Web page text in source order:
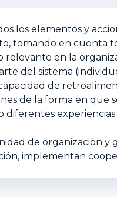
los elementos y
tomando en cuenta
en la
del sistema
de
de la forma en
diferentes
de organización
implementan